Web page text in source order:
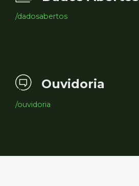
/dadosabertos
Ouvidoria
/ouvidoria